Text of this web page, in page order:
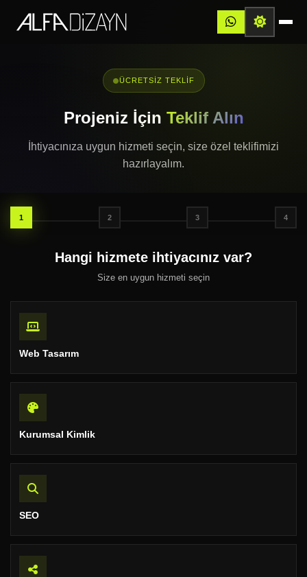
ÜCRETSIZ TEKLIF
Projeniz İçin Teklif Alın
İhtiyacınıza uygun hizmeti seçin, size özel teklifimizi
hazırlayalım.
1 2 3 4
Hangi hizmete ihtiyacınız var?
Size en uygun hizmeti seçin
Web Tasarım
Kurumsal Kimlik
SEO